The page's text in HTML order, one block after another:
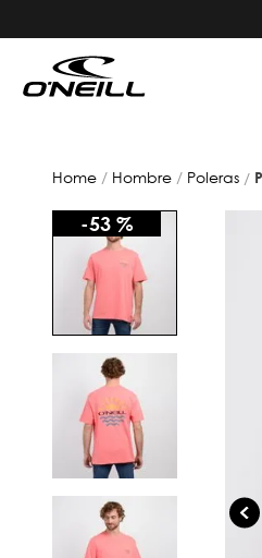
hombre poleras
-53 %